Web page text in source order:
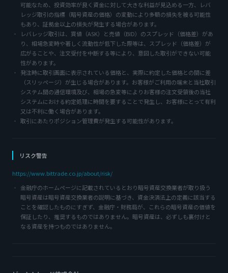
可能なため、投資効率が良く資金に対して大きな利益が見込める一方、レバ
レッジ取引の指標（暗号資産の価格）の変動により多額の損失を被る可能性
もあり、証拠金以上の損失が発生する場合があります。
レバレッジ取引は、買値（ASK）と売値（BID）のスプレッド（価格差）があ
り、相場急変時や著しく流動性が低下した際等は、スプレッド（価格差）が
広がることや、注文受付を中断する等により、意図した取引ができない可能
性があります。
発注時に取引画面に表示されている価格と、実際に約定した価格との間に差
（スリッページ）が生じる場合があります。お客様がご利用の端末と当社取引
システム間の通信環境及び、相場の急変等によりお客様の注文受領後の当社
システムにおける約定処理に時間を要することで発生し、お客様にとって有利
又は不利に働く場合があります。
取引にあたりポジション管理費が発生する可能性があります。
リスク警告
https://www.bittrade.co.jp/about/risk/
金融庁のホームページに記載されているとおり暗号資産交換業者が取り扱う
暗号資産は暗号資産交換業者の説明に基づき、資金決済法上の定義に該当する
ことを確認したものにすぎず、金融庁・財務局が、これらの暗号資産の価値を
保証したり、推奨するものではありません。暗号資産は、必ずしも裏付けと
なる資産を持つものではありません。